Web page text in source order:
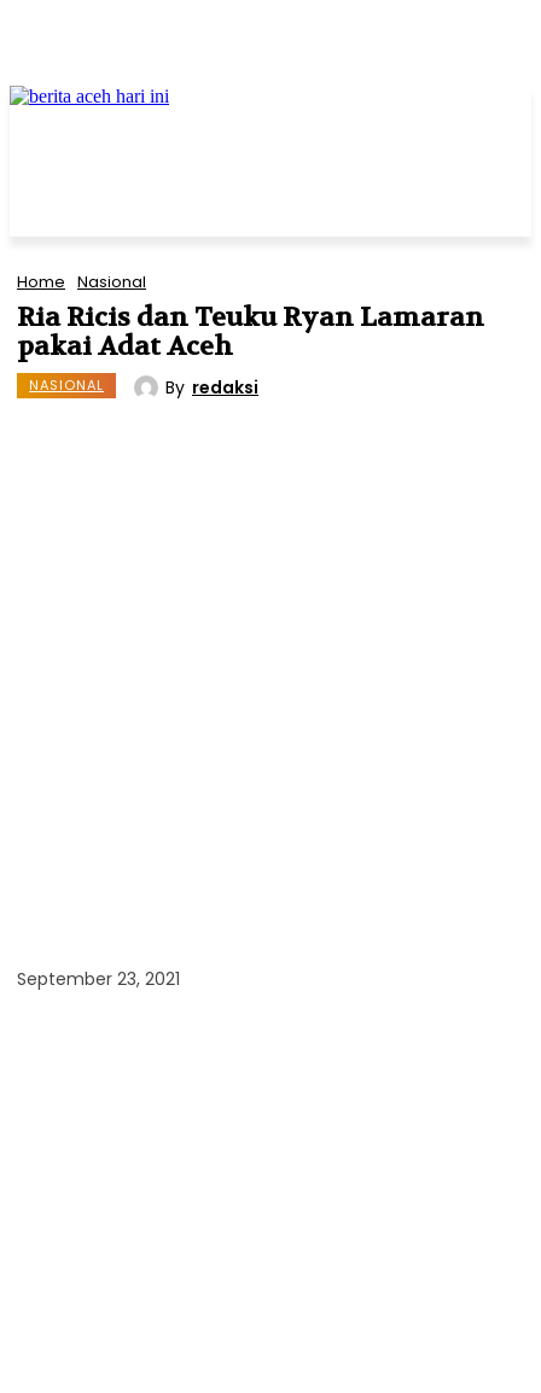
Home Nasional
Ria Ricis dan Teuku Ryan Lamaran
pakai Adat Aceh
NASIONAL By redaksi
September 23, 2021